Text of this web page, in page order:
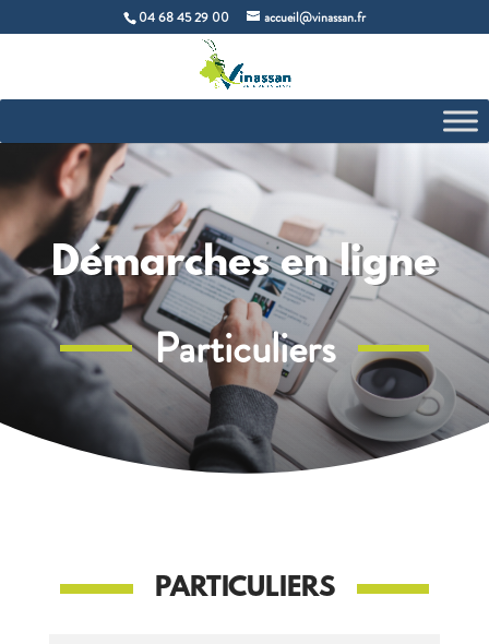
04 68 45 29 00 accueil@vinassan.fr
Démarches en ligne
Particuliers
PARTICULIERS